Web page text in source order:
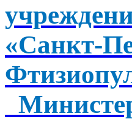
«Санкт-